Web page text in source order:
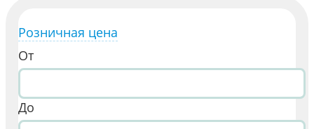
Розничная цена
От
До